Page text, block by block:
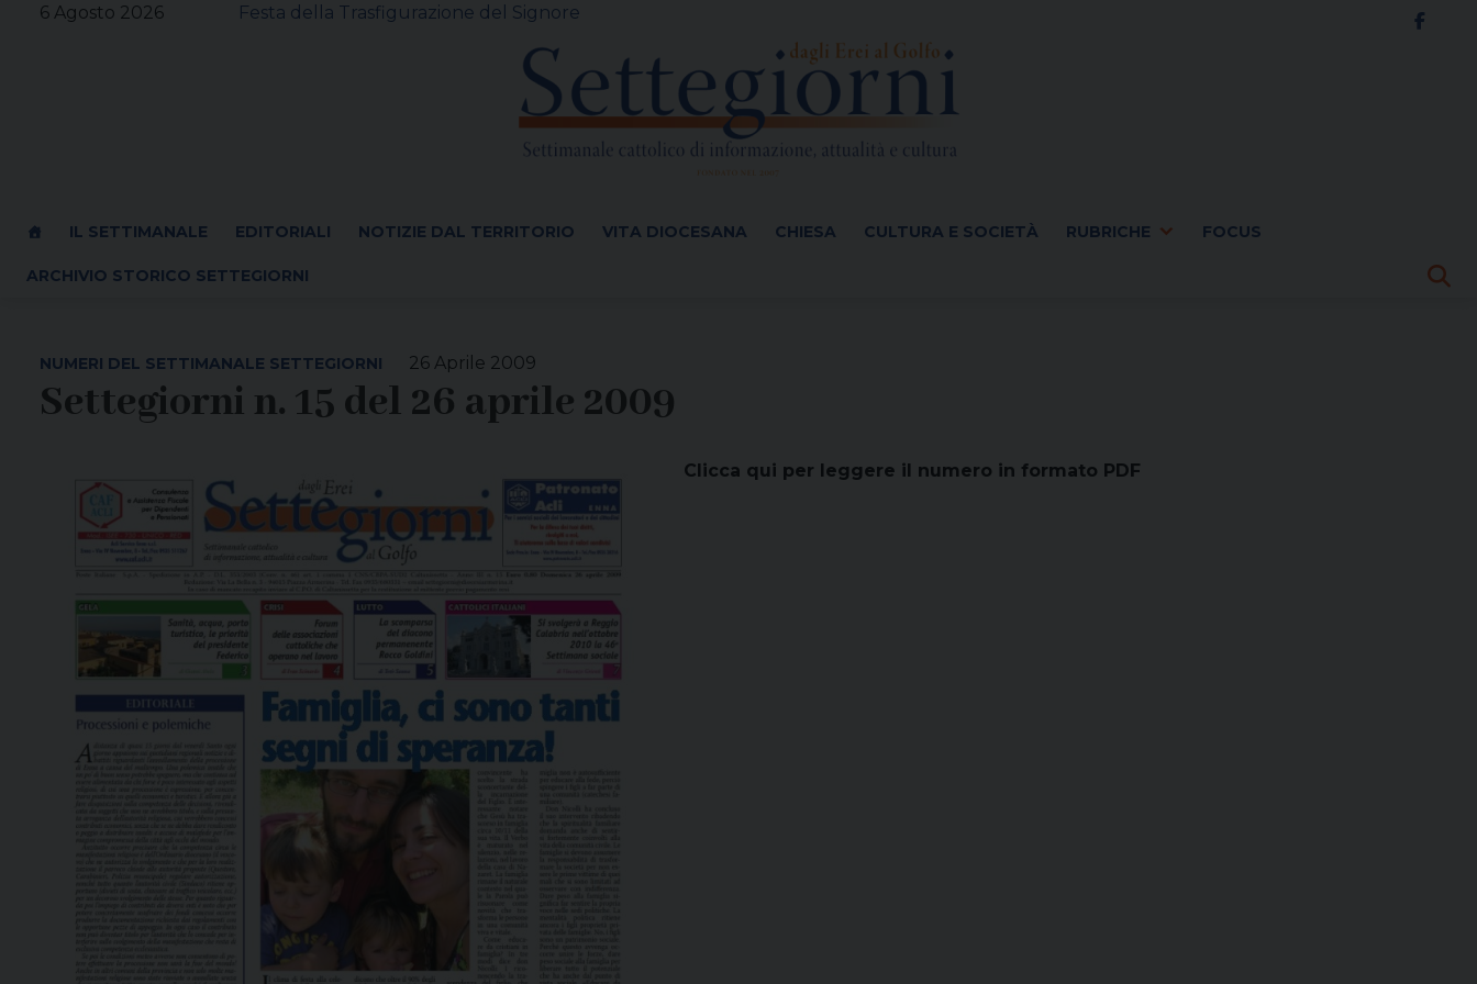
6 Agosto 2026 Festa della Trasfigurazione del Signore
IL SETTIMANALE EDITORIALI NOTIZIE DAL TERRITORIO VITA DIOCESANA CHIESA CULTURA E SOCIETÀ RUBRICHE FOCUS
ARCHIVIO STORICO SETTEGIORNI
26 Aprile 2009
NUMERI DEL SETTIMANALE SETTEGIORNI
Settegiorni n. 15 del 26 aprile 2009
Clicca qui per leggere il numero in formato PDF